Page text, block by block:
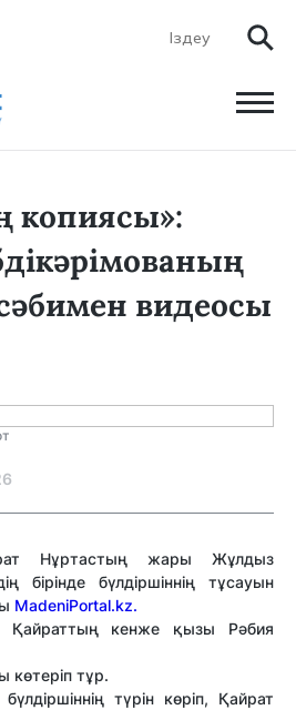
копиясы»:
видеосы
Нұртастың жары Жұлдыз
бірінде бүлдіршіннің тұсауын
MadeniPortal.kz.
Қайраттың кенже қызы Рәбия
тұр.
түрін көріп, Қайрат